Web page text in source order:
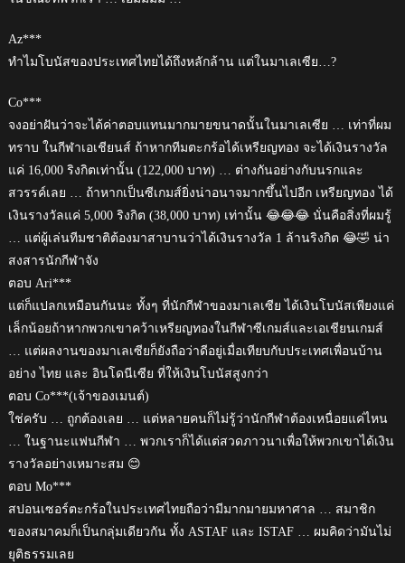
Az***
ทำไมโบนัสของประเทศไทยได้ถึงหลักล้าน แต่ในมาเลเซีย…?
Co***
จงอย่าฝันว่าจะได้ค่าตอบแทนมากมายขนาดนั้นในมาเลเซีย … เท่าที่ผม
ทราบ ในกีฬาเอเชียนส์ ถ้าหากทีมตะกร้อได้เหรียญทอง จะได้เงินรางวัล
แค่ 16,000 ริงกิตเท่านั้น (122,000 บาท) … ต่างกันอย่างกับนรกและ
สวรรค์เลย … ถ้าหากเป็นซีเกมส์ยิ่งน่าอนาจมากขึ้นไปอีก เหรียญทอง ได้
เงินรางวัลแค่ 5,000 ริงกิต (38,000 บาท) เท่านั้น 😂😂😂 นั่นคือสิ่งที่ผมรู้
… แต่ผู้เล่นทีมชาติต้องมาสาบานว่าได้เงินรางวัล 1 ล้านริงกิต 😂🤣 น่า
สงสารนักกีฬาจัง
ตอบ Ari***
แต่ก็แปลกเหมือนกันนะ ทั้งๆ ที่นักกีฬาของมาเลเซีย ได้เงินโบนัสเพียงแค่
เล็กน้อยถ้าหากพวกเขาคว้าเหรียญทองในกีฬาซีเกมส์และเอเชียนเกมส์
… แต่ผลงานของมาเลเซียก็ยังถือว่าดีอยู่เมื่อเทียบกับประเทศเพื่อนบ้าน
อย่าง ไทย และ อินโดนีเซีย ที่ให้เงินโบนัสสูงกว่า
ตอบ Co***(เจ้าของเมนต์)
ใช่ครับ … ถูกต้องเลย … แต่หลายคนก็ไม่รู้ว่านักกีฬาต้องเหนื่อยแค่ไหน
… ในฐานะแฟนกีฬา … พวกเราก็ได้แต่สวดภาวนาเพื่อให้พวกเขาได้เงิน
รางวัลอย่างเหมาะสม 😊
ตอบ Mo***
สปอนเซอร์ตะกร้อในประเทศไทยถือว่ามีมากมายมหาศาล … สมาชิก
ของสมาคมก็เป็นกลุ่มเดียวกัน ทั้ง ASTAF และ ISTAF … ผมคิดว่ามันไม่
ยุติธรรมเลย